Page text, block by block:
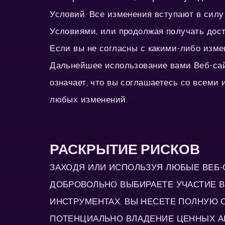
Условий. Все изменения вступают в
Условиями, или продолжая получать
Если вы не согласны с какими-либо
Дальнейшее использование вами Веб-
означает, что вы соглашаетесь со
любых изменений.
РАСКРЫТИЕ РИСКОВ
ЗАХОДЯ ИЛИ ИСПОЛЬЗУЯ ЛЮБЫЕ
ДОБРОВОЛЬНО ВЫБИРАЕТЕ УЧАСТИЕ
ИНСТРУМЕНТАХ. ВЫ НЕСЕТЕ ПОЛНУЮ
ПОТЕНЦИАЛЬНО ВЛАДЕНИЕ ЦЕННЫХ